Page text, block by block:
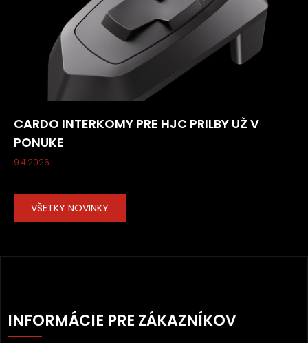
CARDO INTERKOMY PRE HJC PRILBY UŽ V
PONUKE
9.4.2026
VŠETKY NOVINKY
Á
P
INFORMÁCIE PRE ZÁKAZNÍKOV